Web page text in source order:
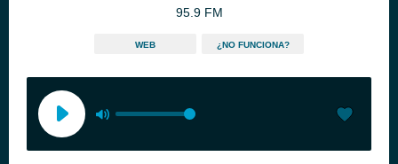
95.9 FM
WEB ¿NO FUNCIONA?